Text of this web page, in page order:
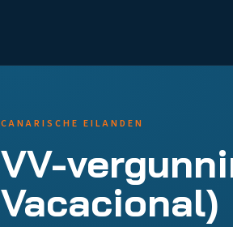
CANARISCHE EILANDEN
VV-
Vacacional)